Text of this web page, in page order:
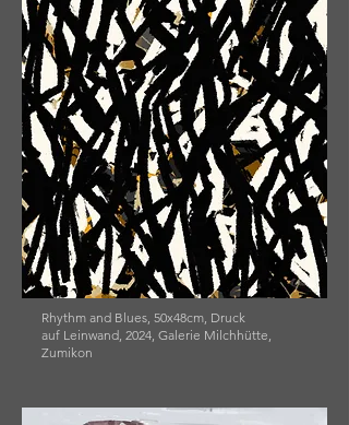
Rhythm and Blues, 50x48cm, Druck
auf Leinwand, 2024, Galerie Milchhütte,
Zumikon